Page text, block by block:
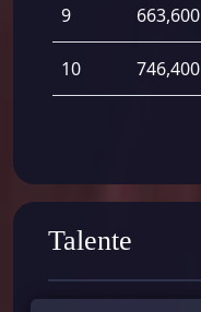
9 663,600
10 746,400
Talente